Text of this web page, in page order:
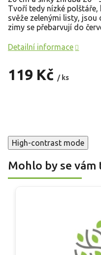
119 Kč / ks
Tvoří tedy nízké
svěže zelenými listy, jsou
zimy se přebarvují do
Detailní informace
High-contrast mode
Mohlo by se